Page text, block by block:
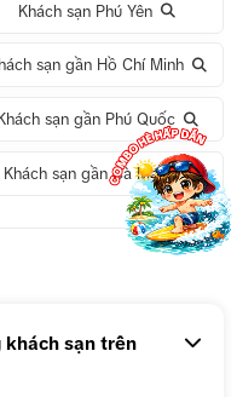
Khách sạn Phú Yên
sạn gần Hồ Chí Minh
Khách sạn gần Phú Quốc
Khách sạn gần Cà Mau
– Hà Nội
Đường
khách sạn trên